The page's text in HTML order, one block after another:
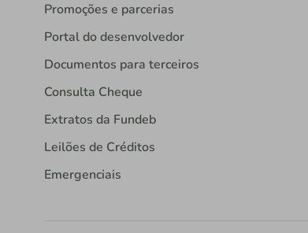
Promoções e parcerias
Portal do desenvolvedor
Documentos para terceiros
Consulta Cheque
Extratos da Fundeb
Leilões de Créditos
Emergenciais